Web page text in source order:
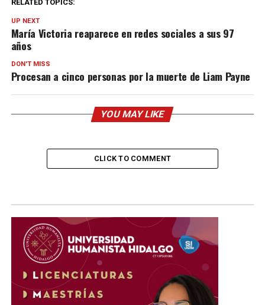
RELATED TOPICS:
UP NEXT
María Victoria reaparece en redes sociales a sus 97
años
DON'T MISS
Procesan a cinco personas por la muerte de Liam Payne
YOU MAY LIKE
CLICK TO COMMENT